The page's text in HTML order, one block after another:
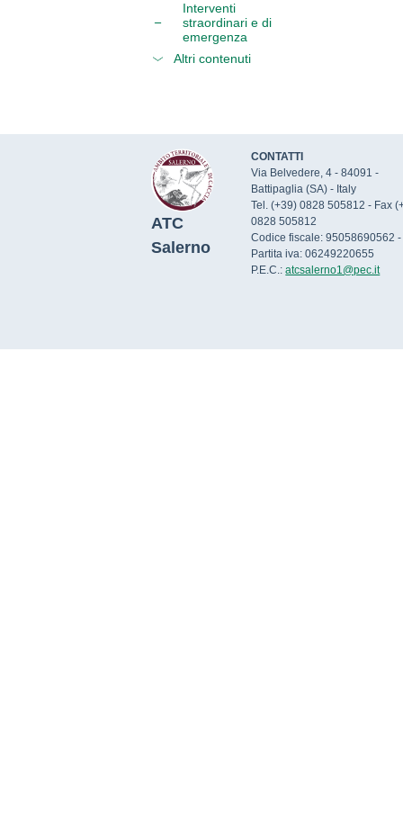
Interventi
straordinari e di
emergenza
Altri contenuti
ATC
Salerno
CONTATTI
Via Belvedere, 4 - 84091 -
Battipaglia (SA) - Italy
Tel. (+39) 0828 505812 - Fax
0828 505812
Codice fiscale: 95058690562 -
Partita iva: 06249220655
P.E.C.:atcsalerno1@pec.it